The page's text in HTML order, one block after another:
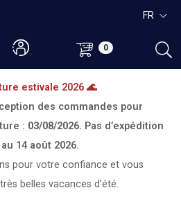
0
FR
estivale 2026 🌊
des commandes pour
: 03/08/2026. Pas d’expédition
au 14 août 2026.
pour votre confiance et vous
belles vacances d’été.